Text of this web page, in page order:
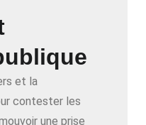
et la
contester les
une prise